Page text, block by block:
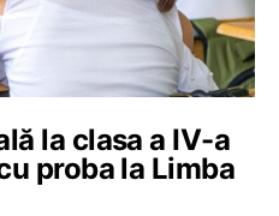
la clasa a IV-a
proba la Limba